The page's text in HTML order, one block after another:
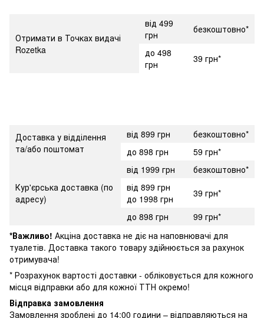
Отримати в Точках видачі
Rozetka
від 499
грн
безкоштовно*
до 498
грн
39 грн*
Доставка у відділення
та/або поштомат
від 899 грн
безкоштовно*
до 898 грн
59 грн*
Кур'єрська доставка (по
адресу)
від 1999 грн
безкоштовно*
від 899 грн
до 1998 грн
39 грн*
до 898 грн
99 грн*
*Важливо! Акціна доставка не діє на наповнювачі для
туалетів. Доставка такого товару здійнюється за рахунок
отримувача!
* Розрахунок вартості доставки - обліковується для кожного
місця відправки або для кожної ТТН окремо!
Відправка замовлення
Замовлення зроблені до 14:00 години – відправляються на